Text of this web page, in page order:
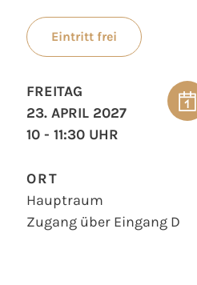
Eintritt frei
FREITAG
23. APRIL 2027
10 - 11:30 UHR
ORT
Hauptraum
Zugang über Eingang D